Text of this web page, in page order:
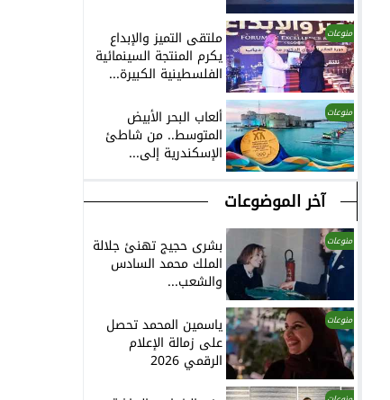
منوعات ملتقى التميز والإبداع
يكرم المنتجة السينمائية
الفلسطينية الكبيرة...
منوعات ألعاب البحر الأبيض
المتوسط.. من شاطئ
الإسكندرية إلى...
آخر الموضوعات
منوعات بشرى حجيج تهنئ جلالة
الملك محمد السادس
والشعب...
منوعات ياسمين المحمد تحصل
على زمالة الإعلام
الرقمي 2026